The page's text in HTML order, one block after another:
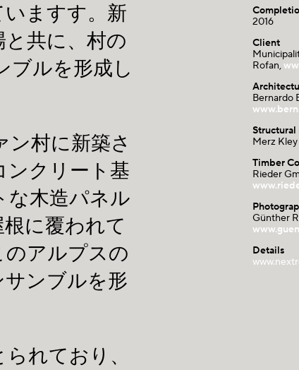
ますす。新
共に、村の
ブルを形成し
村に新築さ
ンクリート基
な木造パネル
に覆われて
アルプスの
ンブルを形
れており、
2016
Client
Rofan,
Bernardo
Structural
Merz
Timber
Rieder
Günther
Details